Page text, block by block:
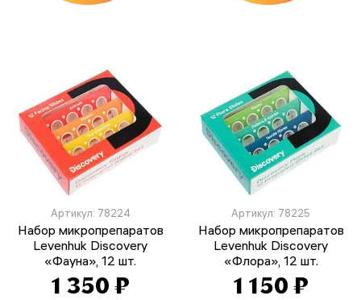
Артикул: 78224
Набор микропрепаратов
Levenhuk Discovery
«Фауна», 12 шт.
1 350 ₽
Артикул: 78225
Набор микропрепаратов
Levenhuk Discovery
«Флора», 12 шт.
1 150 ₽